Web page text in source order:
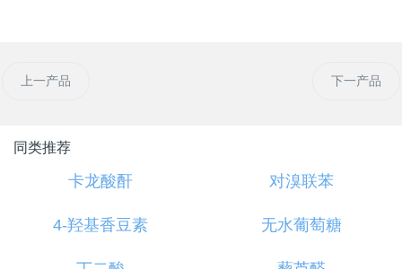
上一产品 下一产品
同类推荐
卡龙酸酐 对溴联苯
4-羟基香豆素 无水葡萄糖